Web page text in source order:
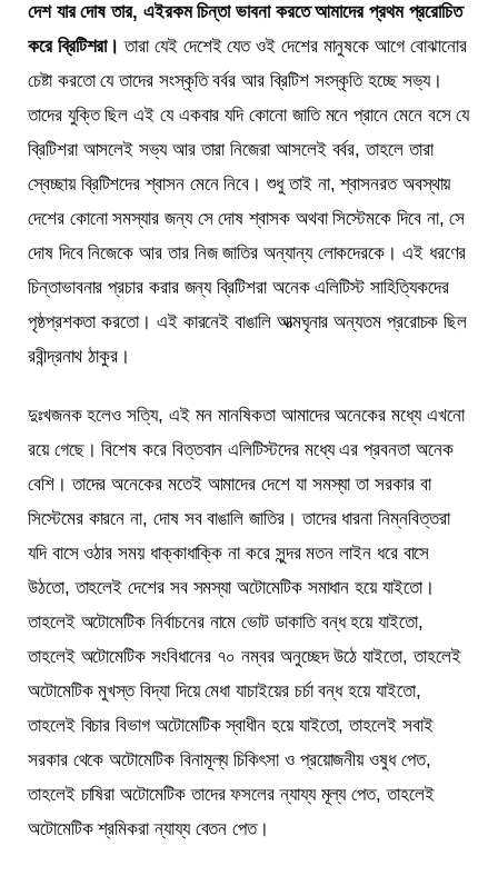
দেশ যার দোষ তার, এইরকম চিন্তা ভাবনা করতে আমাদের প্রথম প্ররোচিত
করে ব্রিটিশরা।তারা যেই দেশেই যেত ওই দেশের মানুষকে আগে বোঝানোর
চেষ্টা করতো যে তাদের সংস্কৃতি বর্বর আর ব্রিটিশ সংস্কৃতি হচ্ছে সভ্য।
তাদের যুক্তি ছিল এই যে একবার যদি কোনো জাতি মনে প্রানে মেনে বসে যে
ব্রিটিশরা আসলেই সভ্য আর তারা নিজেরা আসলেই বর্বর, তাহলে তারা
স্বেচ্ছায় ব্রিটিশদের শ্বাসন মেনে নিবে। শুধু তাই না, শ্বাসনরত অবস্থায়
দেশের কোনো সমস্যার জন্য সে দোষ শ্বাসক অথবা সিস্টেমকে দিবে না, সে
দোষ দিবে নিজেকে আর তার নিজ জাতির অন্যান্য লোকদেরকে। এই ধরণের
চিন্তাভাবনার প্রচার করার জন্য ব্রিটিশরা অনেক এলিটিস্ট সাহিত্যিকদের
পৃষ্ঠপ্রশকতা করতো। এই কারনেই বাঙালি আত্মঘৃনার অন্যতম প্ররোচক ছিল
রবীন্দ্রনাথ ঠাকুর।
দুঃখজনক হলেও সত্যি, এই মন মানষিকতা আমাদের অনেকের মধ্যে এখনো
রয়ে গেছে। বিশেষ করে বিত্তবান এলিটিস্টদের মধ্যে এর প্রবনতা অনেক
বেশি। তাদের অনেকের মতেই আমাদের দেশে যা সমস্যা তা সরকার বা
সিস্টেমের কারনে না, দোষ সব বাঙালি জাতির। তাদের ধারনা নিম্নবিত্তরা
যদি বাসে ওঠার সময় ধাক্কাধাক্কি না করে সুন্দর মতন লাইন ধরে বাসে
উঠতো, তাহলেই দেশের সব সমস্যা অটোমেটিক সমাধান হয়ে যাইতো।
তাহলেই অটোমেটিক নির্বাচনের নামে ভোট ডাকাতি বন্ধ হয়ে যাইতো,
তাহলেই অটোমেটিক সংবিধানের ৭০ নম্বর অনুচ্ছেদ উঠে যাইতো, তাহলেই
অটোমেটিক মুখস্ত বিদ্যা দিয়ে মেধা যাচাইয়ের চর্চা বন্ধ হয়ে যাইতো,
তাহলেই বিচার বিভাগ অটোমেটিক স্বাধীন হয়ে যাইতো, তাহলেই সবাই
সরকার থেকে অটোমেটিক বিনামূল্য চিকিৎসা ও প্রয়োজনীয় ওষুধ পেত,
তাহলেই চাষিরা অটোমেটিক তাদের ফসলের ন্যায্য মূল্য পেত, তাহলেই
অটোমেটিক শ্রমিকরা ন্যায্য বেতন পেত।